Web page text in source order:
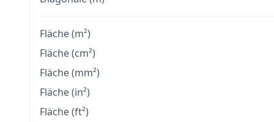
Fläche (m²)
Fläche (cm²)
Fläche (mm²)
Fläche (in²)
Fläche (ft²)